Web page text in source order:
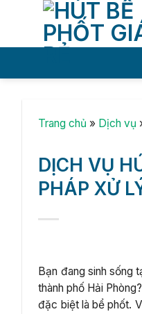
Trang chủ » Dịch vụ
DỊCH VỤ
PHÁP XỬ
Bạn đang sinh sống
thành phố Hải
đặc biệt là bể phốt.